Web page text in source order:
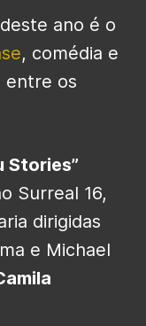
ano é o
, comédia e
entre os
Stories”
Surreal 16,
dirigidas
e Michael